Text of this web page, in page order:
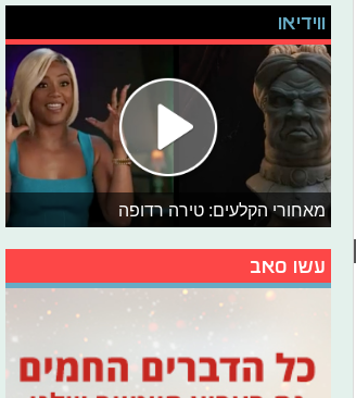
ווידיאו
מאחורי הקלעים: טירה רדופה
עשו סאב